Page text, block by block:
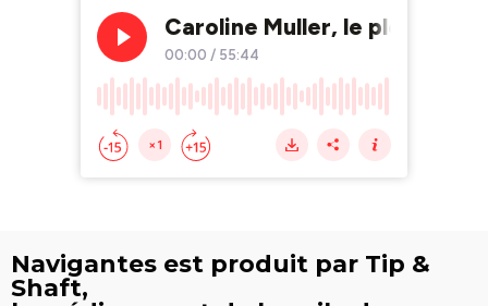
Navigantes est produit par Tip &
Shaft,